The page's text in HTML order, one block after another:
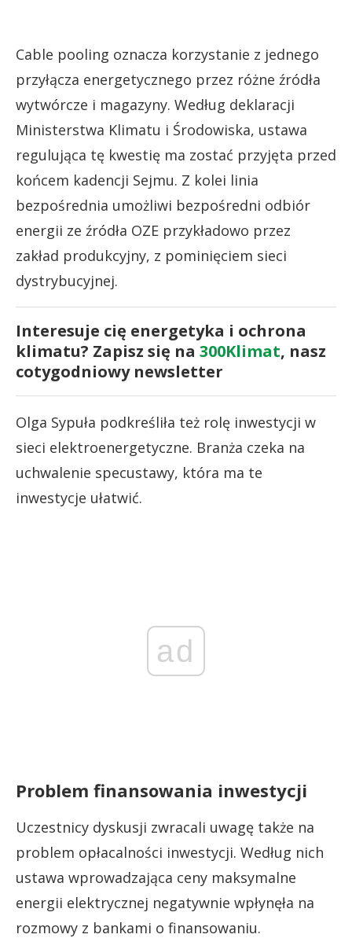
Cable pooling oznacza korzystanie z jednego
przyłącza energetycznego przez różne źródła
wytwórcze i magazyny. Według deklaracji
Ministerstwa Klimatu i Środowiska, ustawa
regulująca tę kwestię ma zostać przyjęta przed
końcem kadencji Sejmu. Z kolei linia
bezpośrednia umożliwi bezpośredni odbiór
energii ze źródła OZE przykładowo przez
zakład produkcyjny, z pominięciem sieci
dystrybucyjnej.
Interesuje cię energetyka i ochrona
klimatu? Zapisz się na 300Klimat, nasz
cotygodniowy newsletter
Olga Sypuła podkreśliła też rolę inwestycji w
sieci elektroenergetyczne. Branża czeka na
uchwalenie specustawy, która ma te
inwestycje ułatwić.
ad
Problem finansowania inwestycji
Uczestnicy dyskusji zwracali uwagę także na
problem opłacalności inwestycji. Według nich
ustawa wprowadzająca ceny maksymalne
energii elektrycznej negatywnie wpłynęła na
rozmowy z bankami o finansowaniu.